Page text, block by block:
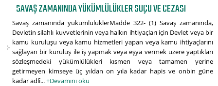
SAVAŞ ZAMANINDA YÜKÜMLÜLÜKLER SUÇU VE CEZASI
Savaş zamanında yükümlülüklerMadde 322- (1) Savaş zamanında,
Devletin silahlı kuvvetlerinin veya halkın ihtiyaçları için Devlet veya bir
kamu kuruluşu veya kamu hizmetleri yapan veya kamu ihtiyaçlarını
sağlayan bir kuruluş ile iş yapmak veya eşya vermek üzere yaptıkları
sözleşmedeki yükümlülükleri kısmen veya tamamen yerine
getirmeyen kimseye üç yıldan on yıla kadar hapis ve onbin güne
kadar adlî...+Devamını oku